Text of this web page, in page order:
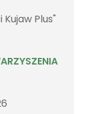
Plus"